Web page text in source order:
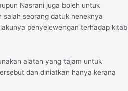
Nasrani juga boleh untuk
seorang datuk neneknya
penyelewengan terhadap kitab
alatan yang tajam untuk
dan diniatkan hanya kerana